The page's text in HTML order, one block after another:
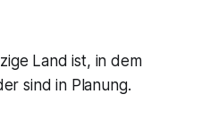
Land ist, in dem
sind in Planung.